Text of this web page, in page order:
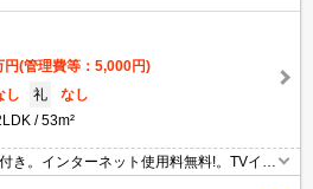
円(管理費等：5,000円)
し 礼
なし
53m²
き。インターネット使用料無料!。TVイン
スあり。防犯カメラ。ウォークインクロ